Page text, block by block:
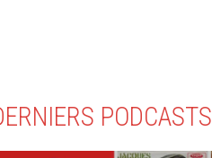
PODCASTS